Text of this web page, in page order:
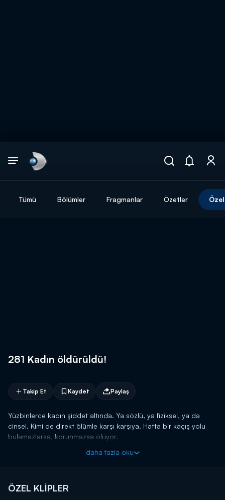
Tümü Bölümler Fragmanlar Özetler
281 Kadın öldürüldü!
Takip Et Kaydet Paylaş
Yüzbinlerce kadın şiddet altında. Ya sözlü, ya fiziksel, ya da
cinsel. Kimi de direkt ölümle karşı karşıya. Hatta bir kaçış yolu
bulamazlarsa, korunmazsa ölüyor.
daha fazla oku
ÖZEL KLİPLER